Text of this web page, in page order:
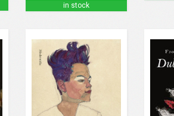
in stock